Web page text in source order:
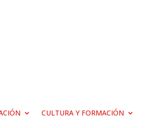
CULTURA Y FORMACIÓN